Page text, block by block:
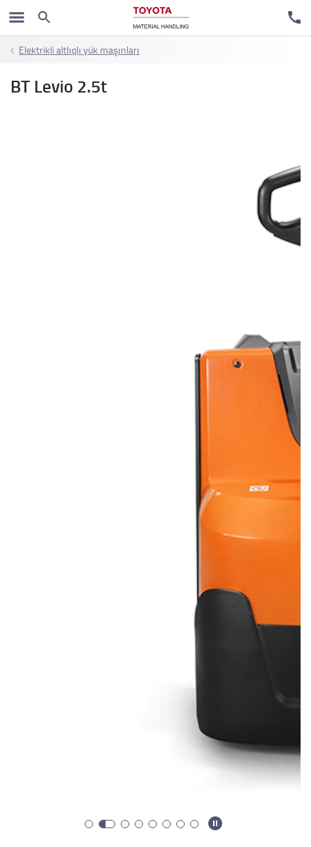
Elektrikli altlıqlı yük maşınları
BT Levio 2.5t